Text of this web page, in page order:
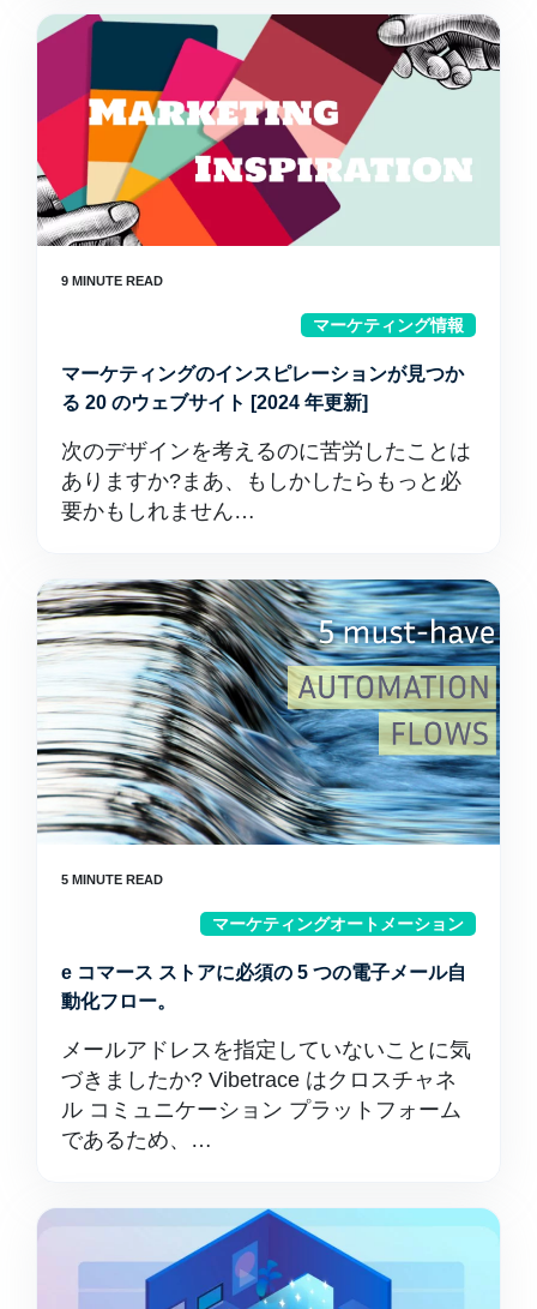
マーケティング情報
マーケティングのインスピレーションが見つか
る 20 のウェブサイト [2024 年更新]
次のデザインを考えるのに苦労したことは
ありますか?まあ、もしかしたらもっと必
要かもしれません…
マーケティングオートメーション
e コマース ストアに必須の 5 つの電子メール自
動化フロー。
メールアドレスを指定していないことに気
づきましたか? Vibetrace はクロスチャネ
ル コミュニケーション プラットフォーム
であるため、…